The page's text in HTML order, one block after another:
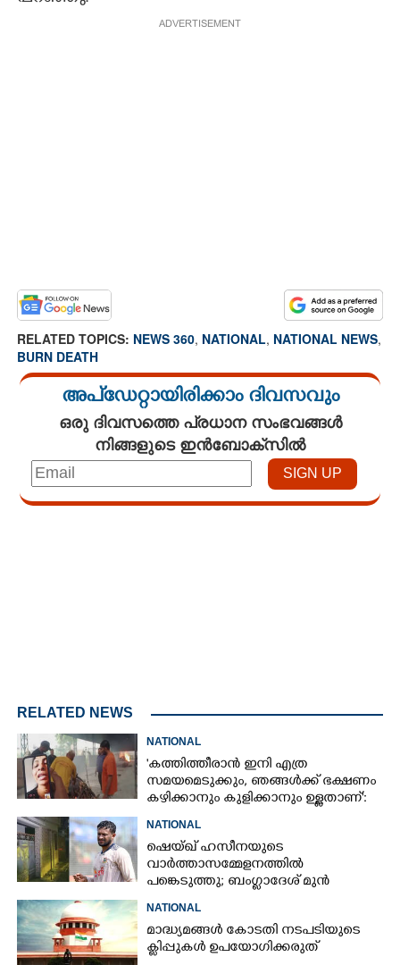
ADVERTISEMENT
RELATED TOPICS: NEWS 360, NATIONAL, NATIONAL NEWS,
BURN DEATH
അപ്ഡേറ്റായിരിക്കാം ദിവസവും
ഒരു ദിവസത്തെ പ്രധാന സംഭവങ്ങൾ
നിങ്ങളുടെ ഇൻബോക്സിൽ
RELATED NEWS
NATIONAL
'കത്തിത്തീരാൻ ഇനി എത്ര
സമയമെടുക്കും, ഞങ്ങൾക്ക് ഭക്ഷണം
കഴിക്കാനും കുളിക്കാനും ഉള്ളതാണ്':
അച്ഛന്റെ സംസ്കാരചടങ്ങിനിടെ
മക്കൾ
NATIONAL
ഷെയ്ഖ് ഹസീനയുടെ
വാർത്താസമ്മേളനത്തിൽ
പങ്കെടുത്തു; ബംഗ്ലാദേശ് മുൻ
ക്യാപ്റ്റന്റെ വീടിന് നേരെ പെട്രോൾ
ബോംബേറ്
NATIONAL
മാദ്ധ്യമങ്ങൾ കോടതി നടപടിയുടെ
ക്ലിപ്പുകൾ ഉപയോഗിക്കരുത്